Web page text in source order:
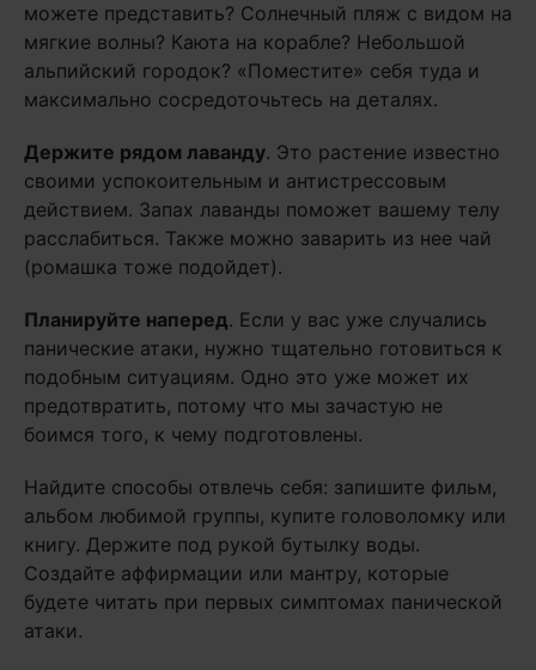
можете представить? Солнечный пляж с видом на
мягкие волны? Каюта на корабле? Небольшой
альпийский городок? «Поместите» себя туда и
максимально сосредоточьтесь на деталях.
Держите рядом лаванду. Это растение известно
своими успокоительным и антистрессовым
действием. Запах лаванды поможет вашему телу
расслабиться. Также можно заварить из нее чай
(ромашка тоже подойдет).
Планируйте наперед. Если у вас уже случались
панические атаки, нужно тщательно готовиться к
подобным ситуациям. Одно это уже может их
предотвратить, потому что мы зачастую не
боимся того, к чему подготовлены.
Найдите способы отвлечь себя: запишите фильм,
альбом любимой группы, купите головоломку или
книгу. Держите под рукой бутылку воды.
Создайте аффирмации или мантру, которые
будете читать при первых симптомах панической
атаки.